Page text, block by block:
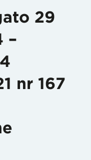
29
–
nr 167